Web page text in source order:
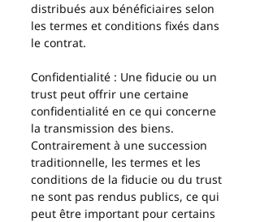
distribués aux bénéficiaires selon
les termes et conditions fixés dans
le contrat.
Confidentialité : Une fiducie ou un
trust peut offrir une certaine
confidentialité en ce qui concerne
la transmission des biens.
Contrairement à une succession
traditionnelle, les termes et les
conditions de la fiducie ou du trust
ne sont pas rendus publics, ce qui
peut être important pour certains